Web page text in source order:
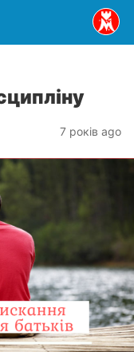
7 років ago